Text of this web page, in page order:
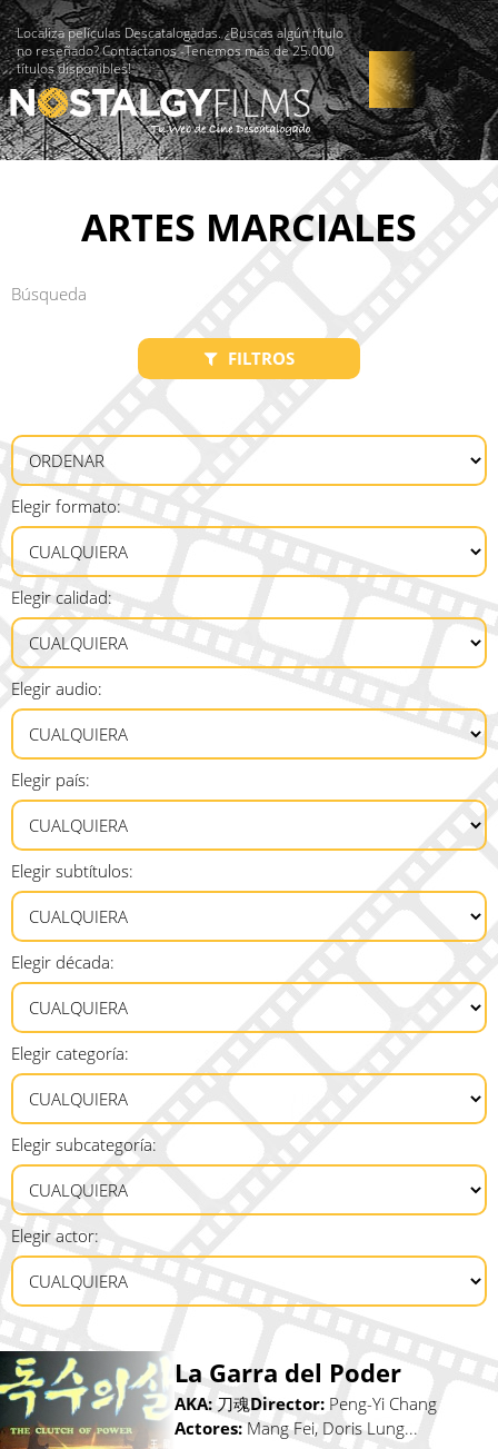
Localiza películas Descatalogadas. ¿Buscas algún título
no reseñado? Contáctanos -Tenemos más de 25.000
títulos disponibles!
ARTES MARCIALES
FILTROS
Elegir formato:
Elegir calidad:
Elegir audio:
Elegir país:
Elegir subtítulos:
Elegir década:
Elegir categoría:
Elegir subcategoría:
Elegir actor:
La Garra del Poder
AKA:刀魂Director: Peng-Yi Chang
Actores: Mang Fei, Doris Lung...